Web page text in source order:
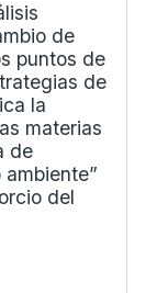
de
puntos de
de
la
materias
de
del